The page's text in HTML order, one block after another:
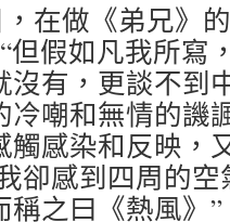
，在做《弟兄》
但假如凡我所寫
沒有，更談不到
冷嘲和無情的譏
感染和反映，
卻感到四周的
稱之曰《熱風》